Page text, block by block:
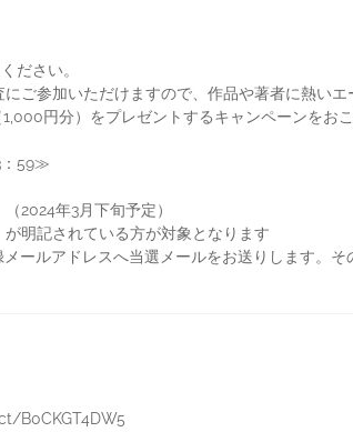
ださい。
ご参加いただけますので、作品や著者に熱い
円分）をプレゼントするキャンペーンをおこ
：59≫
2024年3月下旬予定）
明記されている方が対象となります
ールアドレスへ当選メールをお送りします。
B0CKGT4DW5